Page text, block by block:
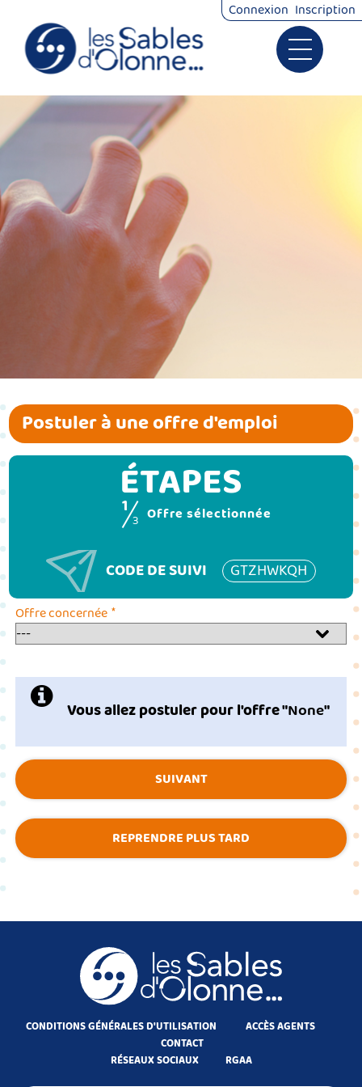
Ouvrir le
Démarches
Connexion Inscription
Postuler à une offre d'emploi
CODE DE SUIVI GTZHWKQH
ÉTAPES
1
3 Offre sélectionnée
Offre concernée *
Vous allez postuler pour l'offre "None"
SUIVANT
REPRENDRE PLUS TARD
CONDITIONS GÉNÉRALES D'UTILISATION
ACCÈS AGENTS
CONTACT
RÉSEAUX SOCIAUX
RGAA